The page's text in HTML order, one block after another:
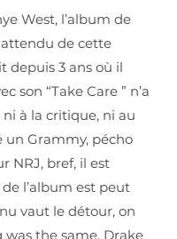
West, l’album de
de cette
depuis 3 ans où il
son “Take Care ” n’a
à la critique, ni au
un Grammy, pécho
NRJ, bref, il est
l’album est peut
vaut le détour, on
the same, Drake